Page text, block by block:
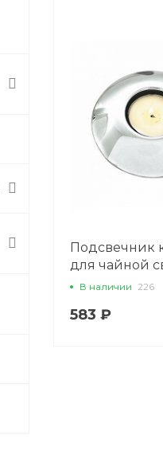
Подсвечник
для чайной
нержавейка,
В наличии 226
583 ₽